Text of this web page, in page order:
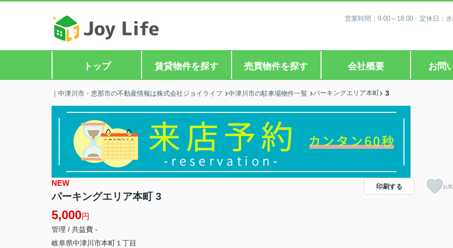
営業時間：9:00～18:00 定休日：
トップ 賃貸物件を探す 売買物件を探す 会社概要 お問
｜中津川市・恵那市の不動産情報は株式会社ジョイライフ 中津川市の駐車場物件一覧 パーキングエリア本町 3
NEW
パーキングエリア本町 3
5,000円
管理 / 共益費 -
岐阜県中津川市本町 １丁目
印刷する お